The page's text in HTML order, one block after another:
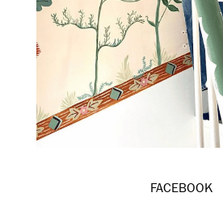
FACEBOOK